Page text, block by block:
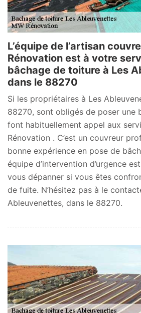
L’équipe de l’artisan
Rénovation est à votre
bâchage de toiture à Les
dans le 88270
Si les propriétaires à Les
88270, sont obligés de poser une
font habituellement appel aux
Rénovation . C’est un couvreur
bonne expérience en pose de
équipe d’intervention d’urgence
vous dépanner si vous êtes
de fuite. N’hésitez pas à le
Ableuvenettes, dans le 88270.